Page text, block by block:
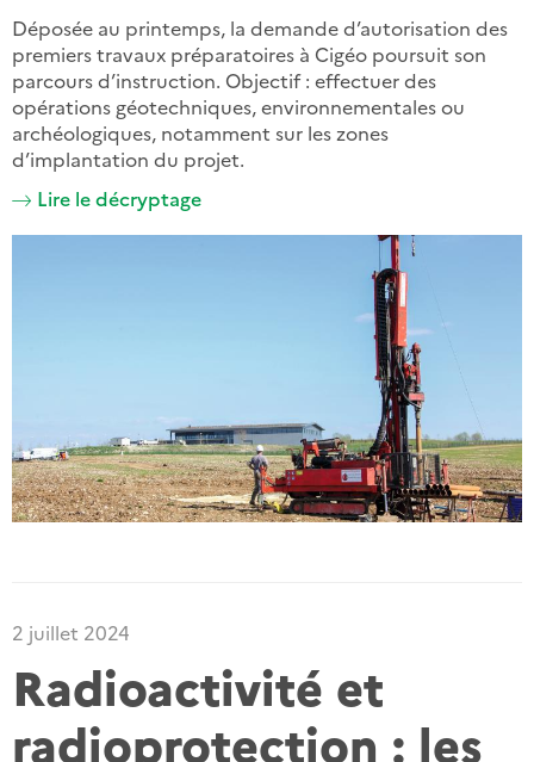
Déposée au printemps, la demande d’autorisation des
premiers travaux préparatoires à Cigéo poursuit son
parcours d’instruction. Objectif : effectuer des
opérations géotechniques, environnementales ou
archéologiques, notamment sur les zones
d’implantation du projet.
Lire le décryptage
2 juillet 2024
Radioactivité et
radioprotection : les